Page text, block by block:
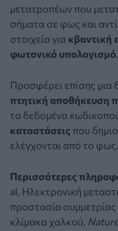
μετατροπέων που
σήματα σε φως και
στοιχεία για κβαντική
φωτονικό υπολογισμό.
Προσφέρει επίσης μια
πτητική αποθήκευση
τα δεδομένα
καταστάσεις που
ελέγχονται από το φως.
Περισσότερες
al, Ηλεκτρονική
προστασία συμμετρίας
κλίμακα χαλκού,